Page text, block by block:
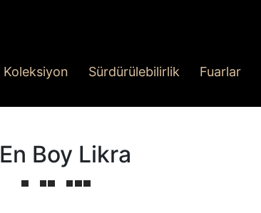
Koleksiyon Sürdürülebilirlik Fuarlar
En Boy Likra